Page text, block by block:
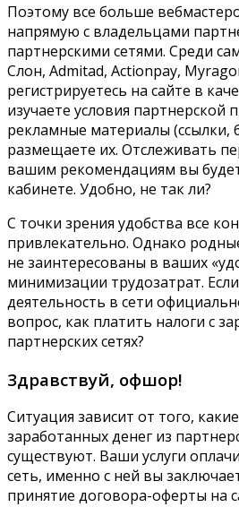
Поэтому все больше
напрямую с владельцами
партнерскими сетями. Среди
Слон, Admitad, Actionpay,
регистрируетесь на сайте в
изучаете условия партнерской
рекламные материалы (ссылки,
размещаете их. Отслеживать
вашим рекомендациям вы
кабинете. Удобно, не так ли?
С точки зрения удобства все
привлекательно. Однако
не заинтересованы в ваших
минимизации трудозатрат.
деятельность в сети
вопрос, как платить налоги с
партнерских сетях?
Здравствуй, офшор!
Ситуация зависит от того,
заработанных денег из
существуют. Ваши услуги
сеть, именно с ней вы
принятие договора-оферты на